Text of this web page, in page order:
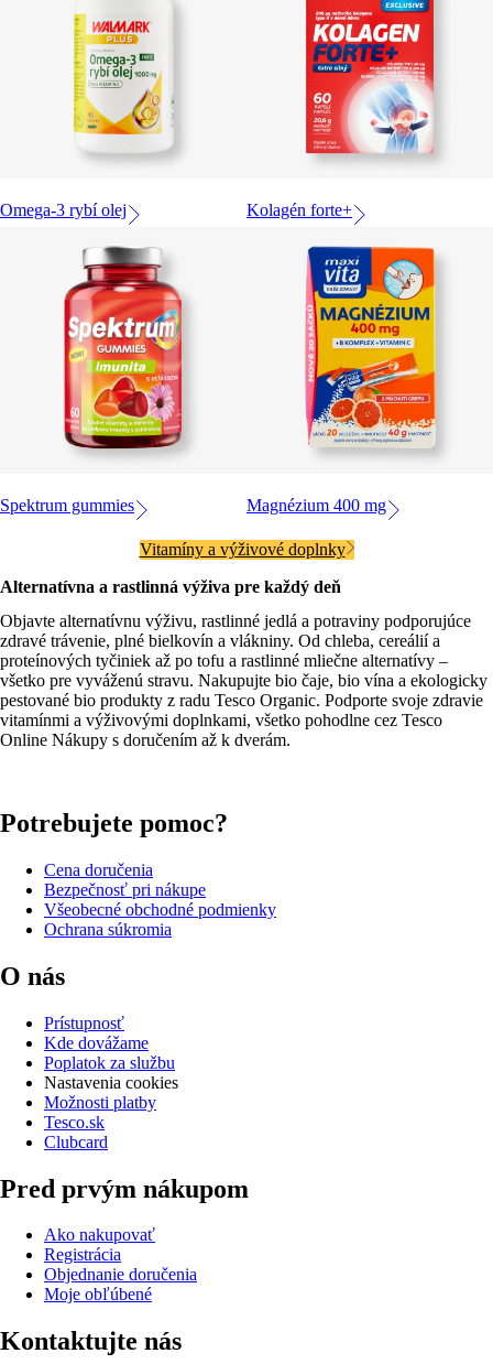
Omega-3 rybí olej Kolagén forte+
Spektrum gummies Magnézium 400 mg
Vitamíny a výživové doplnky
Alternatívna a rastlinná výživa pre každý deň
Objavte alternatívnu výživu, rastlinné jedlá a potraviny podporujúce
zdravé trávenie, plné bielkovín a vlákniny. Od chleba, cereálií a
proteínových tyčiniek až po tofu a rastlinné mliečne alternatívy –
všetko pre vyváženú stravu. Nakupujte bio čaje, bio vína a ekologicky
pestované bio produkty z radu Tesco Organic. Podporte svoje zdravie
vitamínmi a výživovými doplnkami, všetko pohodlne cez Tesco
Online Nákupy s doručením až k dverám.
Potrebujete pomoc?
Cena doručenia
Bezpečnosť pri nákupe
Všeobecné obchodné podmienky
Ochrana súkromia
O nás
Prístupnosť
Kde dovážame
Poplatok za službu
Nastavenia cookies
Možnosti platby
Tesco.sk
Clubcard
Pred prvým nákupom
Ako nakupovať
Registrácia
Objednanie doručenia
Moje obľúbené
Kontaktujte nás